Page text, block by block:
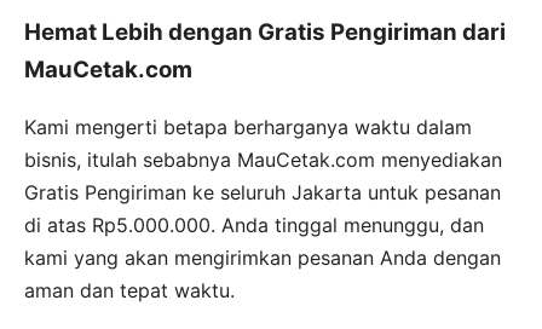
Hemat Lebih dengan Gratis Pengiriman dari
MauCetak.com
Kami mengerti betapa berharganya waktu dalam
bisnis, itulah sebabnya MauCetak.com menyediakan
Gratis Pengiriman ke seluruh Jakarta untuk pesanan
di atas Rp5.000.000. Anda tinggal menunggu, dan
kami yang akan mengirimkan pesanan Anda dengan
aman dan tepat waktu.